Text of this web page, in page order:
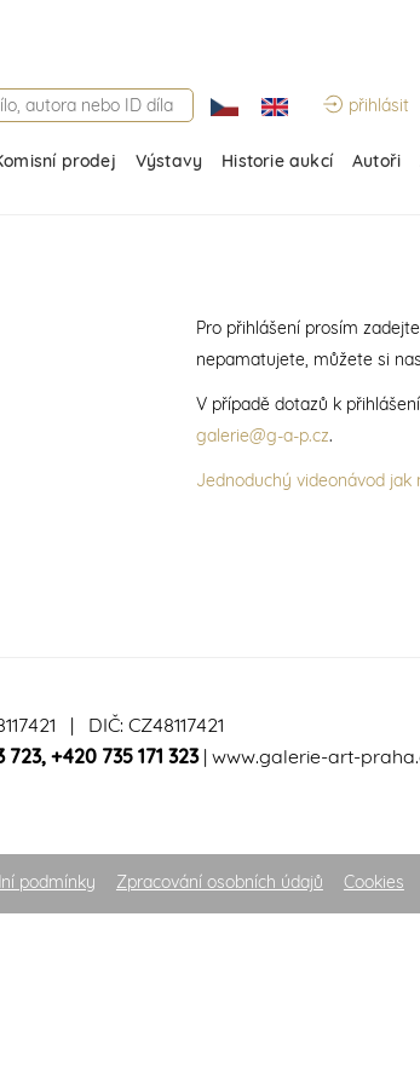
přihlásit
prodej Výstavy Historie aukcí Autoři
Pro přihlášení prosím
nepamatujete, můžete si
V případě dotazů k
galerie@g-a-p.cz.
Jednoduchý videonávod jak
| DIČ: CZ48117421
723, +420 735 171 323| www.galerie-art-
podmínky Zpracování osobních údajů Cookies